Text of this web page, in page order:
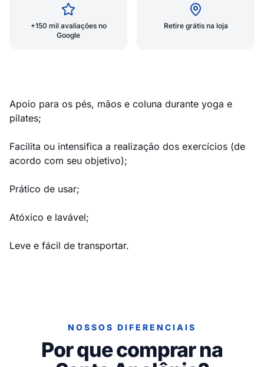
+150 mil avaliações no
Google
Retire grátis na loja
Apoio para os pés, mãos e coluna durante yoga e
pilates;
Facilita ou intensifica a realização dos exercícios (de
acordo com seu objetivo);
Prático de usar;
Atóxico e lavável;
Leve e fácil de transportar.
NOSSOS DIFERENCIAIS
Por que comprar na